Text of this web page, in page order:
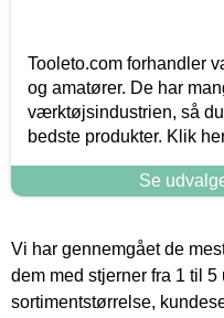
Tooleto.com forhandler
og amatører. De har
værktøjsindustrien, så
bedste produkter. Klik
Se
Vi har gennemgået de
dem med stjerner fra 1 til
sortimentstørrelse,